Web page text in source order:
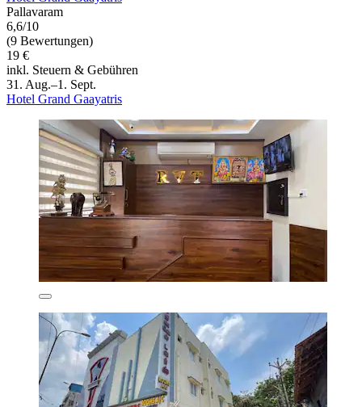
Pallavaram
6,6/10
(9 Bewertungen)
19 €
inkl. Steuern & Gebühren
31. Aug.–1. Sept.
Hotel Grand Gaayatris